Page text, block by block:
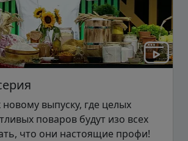
новому выпуску, где целых
поваров будут изо всех
что они настоящие профи!